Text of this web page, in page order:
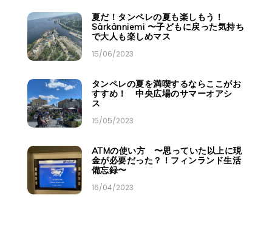
夏だ！タンペレの夏も楽しもう！
Särkänniemi 〜子どもに戻った気持ち
で大人も楽しめマス
15/06/2023
タンペレの夏を満喫するならここがお
すすめ！ 中央広場のサマーオアシ
ス
15/05/2023
ATMの使い方 〜思っていた以上に現
金が必要だった？！フィンランド生活
備忘録〜
16/04/2023